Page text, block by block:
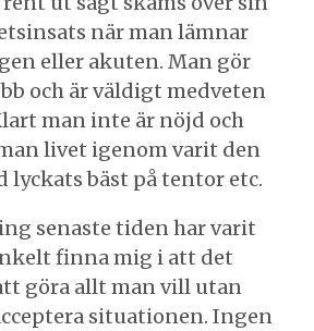
när man lämnar
eller akuten. Man gör
och är väldigt medveten
man inte är nöjd och
livet igenom varit den
lyckats bäst på tentor etc.
senaste tiden har varit
finna mig i att det
göra allt man vill utan
situationen. Ingen